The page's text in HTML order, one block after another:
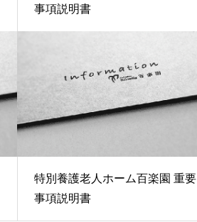
事項説明書
特別養護老人ホーム百楽園 重要
事項説明書